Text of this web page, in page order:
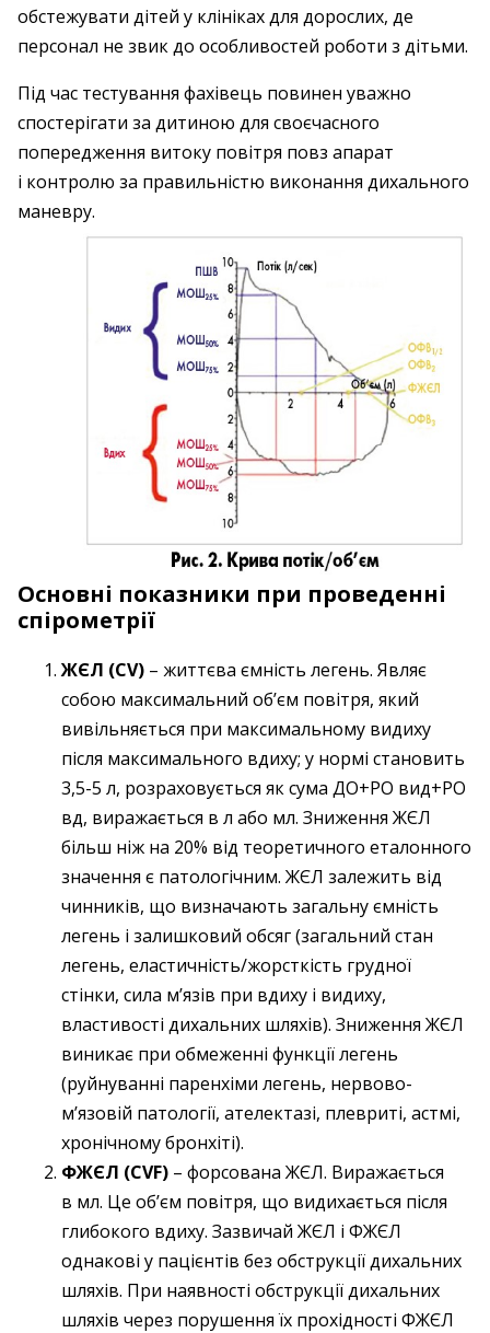
обстежувати дітей у клініках для дорослих, де
персонал не звик до особливостей роботи з дітьми.
Під час тестування фахівець повинен уважно
спостерігати за дитиною для своєчасного
попередження витоку повітря повз апарат
і контролю за правильністю виконання дихального
маневру.
Основні показники при проведенні
спірометрії
ЖЄЛ (CV) – життєва ємність легень. Являє
собою максимальний об’єм повітря, який
вивільняється при максимальному видиху
після максимального вдиху; у нормі становить
3,5-5 л, розраховується як сума ДО+РО вид+РО
вд, виражається в л або мл. Зниження ЖЄЛ
більш ніж на 20% від теоретичного еталонного
значення є патологічним. ЖЄЛ залежить від
чинників, що визначають загальну ємність
легень і залишковий обсяг (загальний стан
легень, еластичність/жорсткість грудної
стінки, сила м’язів при вдиху і видиху,
властивості дихальних шляхів). Зниження ЖЄЛ
виникає при обмеженні функції легень
(руйнуванні паренхіми легень, нервово-
м’язовій патології, ателектазі, плевриті, астмі,
хронічному бронхіті).
ФЖЄЛ (CVF) – форсована ЖЄЛ. Виражається
в мл. Це об’єм повітря, що видихається після
глибокого вдиху. Зазвичай ЖЄЛ і ФЖЄЛ
однакові у пацієнтів без обструкції дихальних
шляхів. При наявності обструкції дихальних
шляхів через порушення їх прохідності ФЖЄЛ